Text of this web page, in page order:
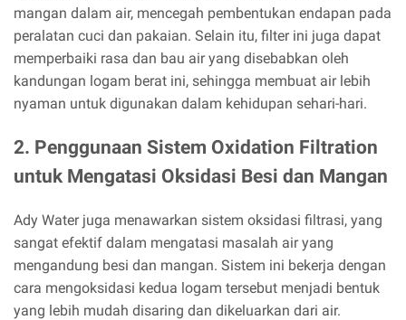
mangan dalam air, mencegah pembentukan endapan pada
peralatan cuci dan pakaian. Selain itu, filter ini juga dapat
memperbaiki rasa dan bau air yang disebabkan oleh
kandungan logam berat ini, sehingga membuat air lebih
nyaman untuk digunakan dalam kehidupan sehari-hari.
2. Penggunaan Sistem Oxidation Filtration
untuk Mengatasi Oksidasi Besi dan Mangan
Ady Water juga menawarkan sistem oksidasi filtrasi, yang
sangat efektif dalam mengatasi masalah air yang
mengandung besi dan mangan. Sistem ini bekerja dengan
cara mengoksidasi kedua logam tersebut menjadi bentuk
yang lebih mudah disaring dan dikeluarkan dari air.